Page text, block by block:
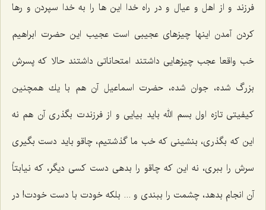
فرزند و از اهل و عیال و در راه خدا این ها را به خدا سپردن و رها
كردن آمدن اینها چیزهای عجیبی است عجیب این حضرت ابراهیم
خب واقعا عجب چیزهایی داشتند امتحاناتی داشتند حالا كه پسرش
بزرگ شده، جوان شده، حضرت اسماعیل آن هم با یك همچنین
كیفیتی تازه اول بسم الله باید بیایی و از فرزندت بگذری آن هم نه
این كه بگذری، بنشینی كه خب ما گذشتیم، چاقو باید دست بگیری
سرش را ببری، نه این كه چاقو را بدهی دست كسی دیگر، كه نیابتاً
آن انجام بدهد، چشمت را ببندی و ... بلكه خودت با دست خودت! در